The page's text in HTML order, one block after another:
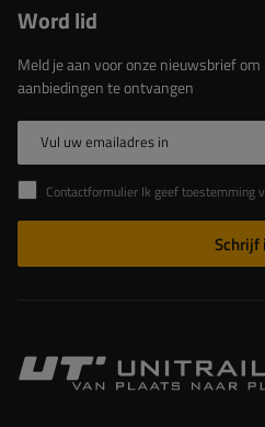
Word lid
Meld je aan voor onze nieuwsbrief
aanbiedingen te ontvangen
Vul uw emailadres in
Contactformulier Ik geef toestemming voor de verwerking van mijn persoonlijke gegevens in het
Schrijf